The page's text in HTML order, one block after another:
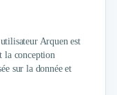
Arquen est
la conception
sur la donnée et